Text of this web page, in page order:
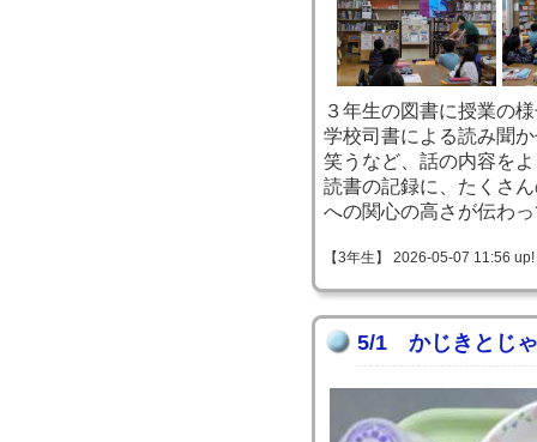
３年生の図書に授業の
学校司書による読み聞
笑うなど、話の内容を
読書の記録に、たくさ
への関心の高さが伝わ
【3年生】 2026-05-07 11:56 up!
5/1 かじきとじ